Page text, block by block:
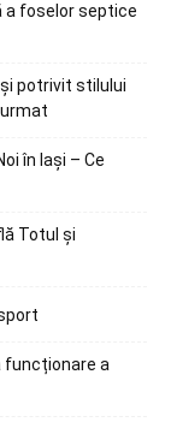
a foselor septice
potrivit stilului
în Iași – Ce
Totul și
funcționare a